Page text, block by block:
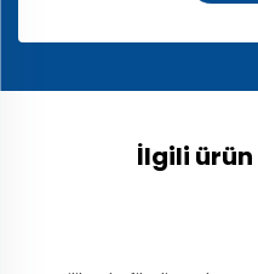
İlgili